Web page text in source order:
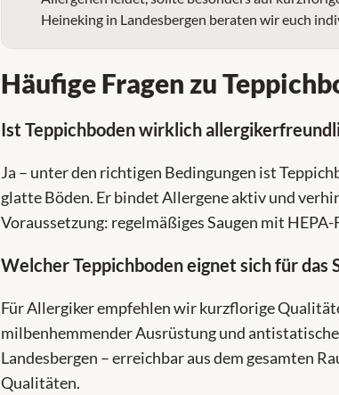
Heineking in Landesbergen beraten wir euch
Häufige Fragen zu
Ist Teppichboden wirklich
Ja – unter den richtigen Bedingungen ist
glatte Böden. Er bindet Allergene aktiv und
Voraussetzung: regelmäßiges Saugen mit
Welcher Teppichboden eignet sich für das
Für Allergiker empfehlen wir kurzflorige
milbenhemmender Ausrüstung und
Landesbergen – erreichbar aus dem gesamten
Qualitäten.